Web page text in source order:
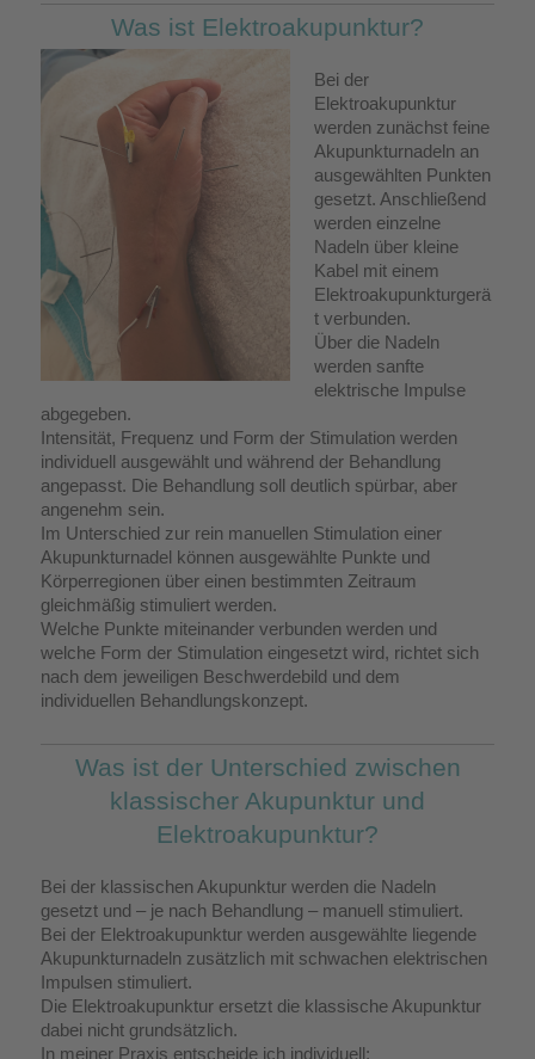
Was ist Elektroakupunktur?
Bei der
Elektroakupunktur
werden zunächst feine
Akupunkturnadeln an
ausgewählten Punkten
gesetzt. Anschließend
werden einzelne
Nadeln über kleine
Kabel mit einem
Elektroakupunkturgerä
t verbunden.
Über die Nadeln
werden sanfte
elektrische Impulse
abgegeben.
Intensität, Frequenz und Form der Stimulation werden
individuell ausgewählt und während der Behandlung
angepasst. Die Behandlung soll deutlich spürbar, aber
angenehm sein.
Im Unterschied zur rein manuellen Stimulation einer
Akupunkturnadel können ausgewählte Punkte und
Körperregionen über einen bestimmten Zeitraum
gleichmäßig stimuliert werden.
Welche Punkte miteinander verbunden werden und
welche Form der Stimulation eingesetzt wird, richtet sich
nach dem jeweiligen Beschwerdebild und dem
individuellen Behandlungskonzept.
Was ist der Unterschied zwischen
klassischer Akupunktur und
Elektroakupunktur?
Bei der klassischen Akupunktur werden die Nadeln
gesetzt und – je nach Behandlung – manuell stimuliert.
Bei der Elektroakupunktur werden ausgewählte liegende
Akupunkturnadeln zusätzlich mit schwachen elektrischen
Impulsen stimuliert.
Die Elektroakupunktur ersetzt die klassische Akupunktur
dabei nicht grundsätzlich.
In meiner Praxis entscheide ich individuell: